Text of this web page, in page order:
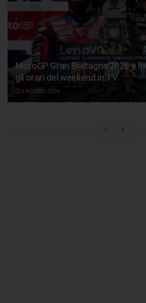
MotoGP Gran Bretagna 2026 e
gli orari del weekend in TV
5 AGOSTO 2026